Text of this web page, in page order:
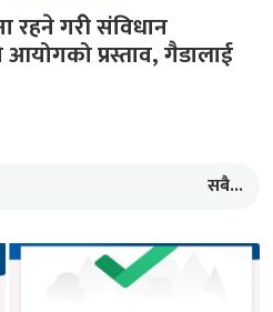
रहने गरीे संविधान
प्रस्ताव, गैडालाई
सबै...